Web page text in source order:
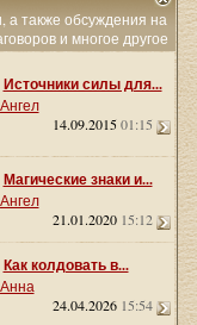
а также обсуждения на
и многое другое
Источники силы для...
Ангел
14.09.201501:15
Магические знаки и...
Ангел
21.01.2020 15:12
Как колдовать в...
Анна
24.04.2026 15:54